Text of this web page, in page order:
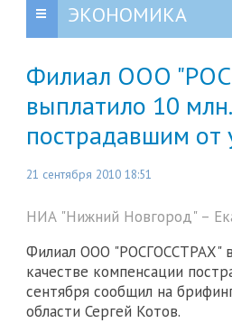
ЭКОНОМИКА
Филиал ООО
выплатило 10
пострадавшим от
21 сентября 2010 18:51
НИА "Нижний Новгород" –
Филиал ООО "РОСГОССТРАХ"
качестве компенсации
сентября сообщил на
области Сергей Котов.